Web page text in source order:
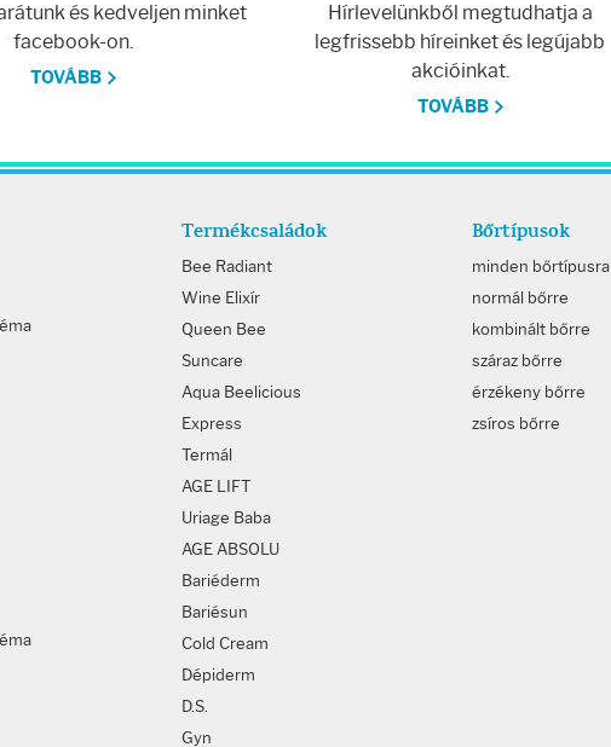
és kedveljen minket
facebook-on.
TOVÁBB
Hírlevelünkből megtudhatja a
legfrissebb híreinket és legújabb
akcióinkat.
TOVÁBB
Termékcsaládok
Bee Radiant
Wine Elixír
Queen Bee
Suncare
Aqua Beelicious
Express
Termál
AGE LIFT
Uriage Baba
AGE ABSOLU
Bariéderm
Bariésun
Cold Cream
Dépiderm
D.S.
Gyn
Bőrtípusok
minden bőrtípusra
normál bőrre
kombinált bőrre
száraz bőrre
érzékeny bőrre
zsíros bőrre